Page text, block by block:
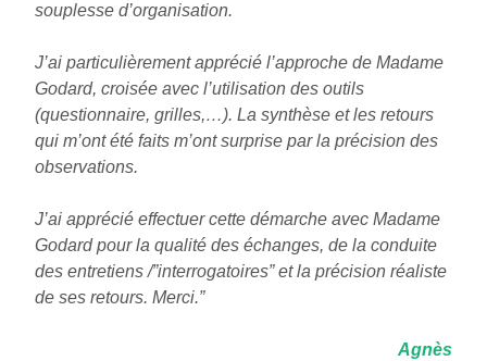
souplesse d’organisation.
J’ai particulièrement apprécié l’approche de Madame
Godard, croisée avec l’utilisation des outils
(questionnaire, grilles,…). La synthèse et les retours
qui m’ont été faits m’ont surprise par la précision des
observations.
J’ai apprécié effectuer cette démarche avec Madame
Godard pour la qualité des échanges, de la conduite
des entretiens /”interrogatoires” et la précision réaliste
de ses retours. Merci.”
Agnès